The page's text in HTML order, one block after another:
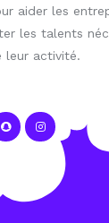
aider les
les talents
leur activité.